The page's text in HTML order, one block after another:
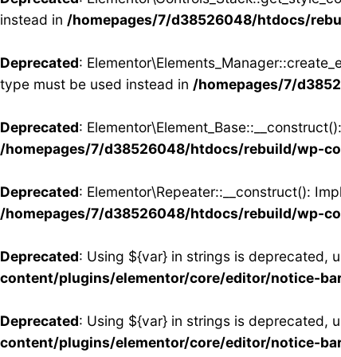
instead in /homepages/7/d38526048/htdocs/
Deprecated:
type must be used instead in /homepages/7/
Deprecated:
/homepages/7/d38526048/htdocs/rebuild/wp-
Deprecated: Elementor\Repeater::__construct():
/homepages/7/d38526048/htdocs/rebuild/wp-
Deprecated: Using ${var} in strings is deprecated,
content/plugins/elementor/core/editor/notice-
Deprecated: Using ${var} in strings is deprecated,
content/plugins/elementor/core/editor/notice-